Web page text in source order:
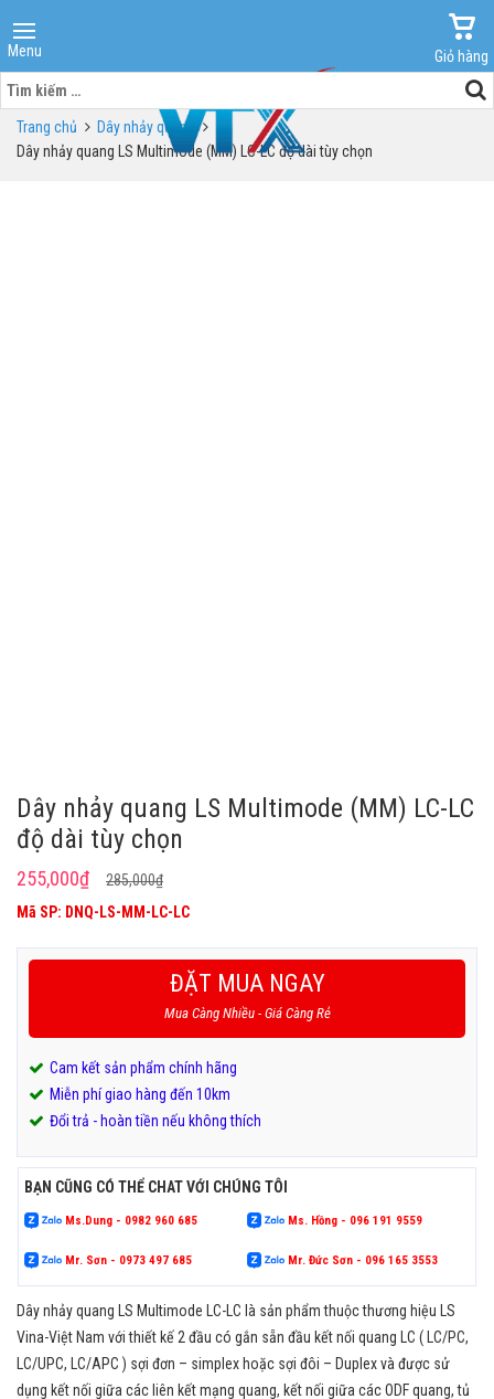
Menu
Giỏ hàng
Tìm
kiếm
cho:Trang chủ
Dây nhảy quang
Dây nhảy quang LS Multimode (MM) LC-LC độ dài tùy chọn
Dây nhảy quang LS Multimode (MM) LC-LC
độ dài tùy chọn
285,000₫Giá
gốc
285,000₫.
255,000₫
Giá
hiện
là:
255,000₫.
Mã SP: DNQ-LS-MM-LC-LC
ĐẶT MUA NGAY
Mua Càng Nhiều - Giá Càng Rẻ
Cam kết sản phẩm chính hãng
Miễn phí giao hàng đến 10km
Đổi trả - hoàn tiền nếu không thích
BẠN CŨNG CÓ THỂ CHAT VỚI CHÚNG TÔI
Ms.Dung - 0982 960 685 Ms. Hồng - 096 191 9559
Mr. Sơn - 0973 497 685 Mr. Đức Sơn - 096 165 3553
Dây nhảy quang LS Multimode LC-LC là sản phẩm thuộc thương hiệu LS
Vina-Việt Nam với thiết kế 2 đầu có gắn sẵn đầu kết nối quang LC ( LC/PC,
LC/UPC, LC/APC ) sợi đơn – simplex hoặc sợi đôi – Duplex và được sử
dụng kết nối giữa các liên kết mạng quang, kết nối giữa các ODF quang, tủ